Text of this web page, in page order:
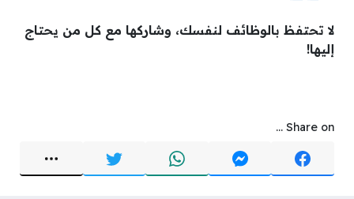
لا تحتفظ بالوظائف لنفسك، وشاركها مع كل من يحتاج
إليها!
Share on ...